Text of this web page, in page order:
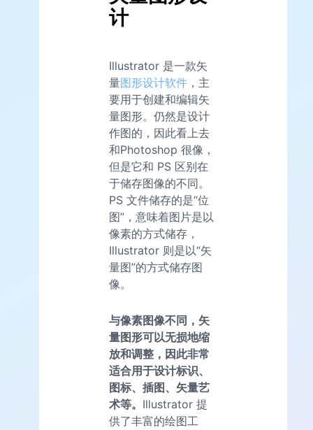
计
Illustrator 是一款矢
量图形设计软件 ，主
要用于创建和编辑矢
量图形。仍然是设计
作图的，因此看上去
和Photoshop 很像，
但是它和 PS 区别在
于储存图像的不同。
PS 文件储存的是“位
图”，意味着图片是以
像素的方式储存，
Illustrator 则是以“矢
量图”的方式储存图
像。
与像素图像不同，矢
量图形可以无损地缩
放和调整，因此非常
适合用于设计标识、
图标、插图、矢量艺
术等。 Illustrator 提
供了丰富的绘图工